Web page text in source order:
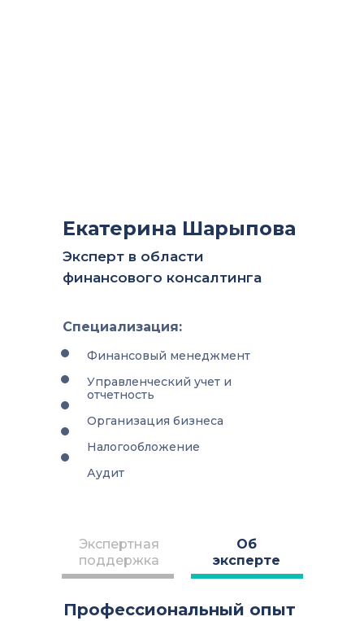
Профессиональный опыт
Екатерина Шарыпова
Эксперт в области
финансового консалтинга
Специализация:
Финансовый менеджмент
Управленческий учет и
отчетность
Организация бизнеса
Налогообложение
Аудит
Экспертная
поддержка
Об
эксперте